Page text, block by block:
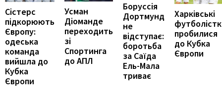
Сістерс
підкорюють
Європу:
одеська
команда
вийшла до
Кубка
Європи
Усман
Діоманде
переходить
зі
Спортинга
до АПЛ
Боруссія
Дортмунд
не
відступає:
боротьба
за Саїда
Ель-Мала
триває
Харківські
пробилися
до Кубка
Європи